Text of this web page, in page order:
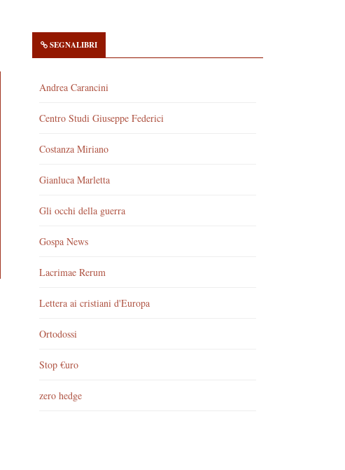
SEGNALIBRI
Andrea Carancini
Centro Studi Giuseppe Federici
Costanza Miriano
Gianluca Marletta
Gli occhi della guerra
Gospa News
Lacrimae Rerum
Lettera ai cristiani d'Europa
Ortodossi
Stop €uro
zero hedge